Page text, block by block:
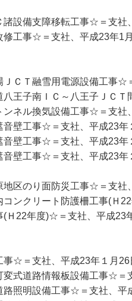
設備支障移転工事☆＝支社
修工事☆＝支社、平成23年1
ＣＴ融雪用電源設備工事☆
王子南ＩＣ～八王子ＪＣ
ネル換気設備工事☆＝支社
壁工事☆＝支社、平成23年
壁工事☆＝支社、平成23年
壁工事☆＝支社、平成23年
区のり面防災工事☆＝支社
ンクリート防護柵工事(Ｈ
Ｈ22年度)☆＝支社、平成23
事☆＝支社、平成23年１月
式道路情報板設備工事☆＝
照明設備工事☆＝支社、平